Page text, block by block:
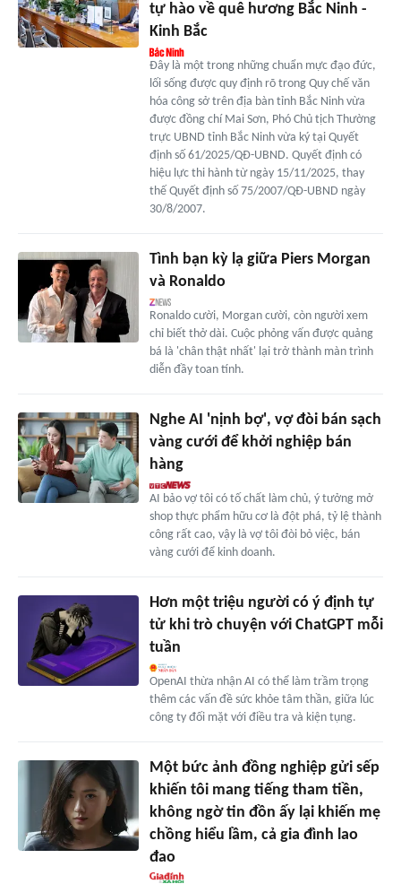
tự hào về quê hương Bắc Ninh -
Kinh Bắc
Đây là một trong những chuẩn mực đạo đức,
lối sống được quy định rõ trong Quy chế văn
hóa công sở trên địa bàn tỉnh Bắc Ninh vừa
được đồng chí Mai Sơn, Phó Chủ tịch Thường
trực UBND tỉnh Bắc Ninh vừa ký tại Quyết
định số 61/2025/QĐ-UBND. Quyết định có
hiệu lực thi hành từ ngày 15/11/2025, thay
thế Quyết định số 75/2007/QĐ-UBND ngày
30/8/2007.
Tình bạn kỳ lạ giữa Piers Morgan
và Ronaldo
Ronaldo cười, Morgan cười, còn người xem
chỉ biết thở dài. Cuộc phỏng vấn được quảng
bá là 'chân thật nhất' lại trở thành màn trình
diễn đầy toan tính.
Nghe AI 'nịnh bợ', vợ đòi bán sạch
vàng cưới để khởi nghiệp bán
hàng
AI bảo vợ tôi có tố chất làm chủ, ý tưởng mở
shop thực phẩm hữu cơ là đột phá, tỷ lệ thành
công rất cao, vậy là vợ tôi đòi bỏ việc, bán
vàng cưới để kinh doanh.
Hơn một triệu người có ý định tự
tử khi trò chuyện với ChatGPT mỗi
tuần
OpenAI thừa nhận AI có thể làm trầm trọng
thêm các vấn đề sức khỏe tâm thần, giữa lúc
công ty đối mặt với điều tra và kiện tụng.
Một bức ảnh đồng nghiệp gửi sếp
khiến tôi mang tiếng tham tiền,
không ngờ tin đồn ấy lại khiến mẹ
chồng hiểu lầm, cả gia đình lao
đao